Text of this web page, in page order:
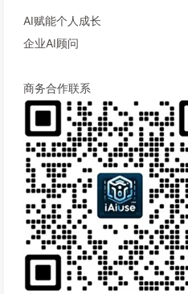
AI赋能个人成长
企业AI顾问
商务合作联系